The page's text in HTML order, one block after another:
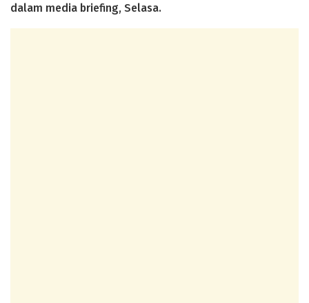
dalam media briefing, Selasa.